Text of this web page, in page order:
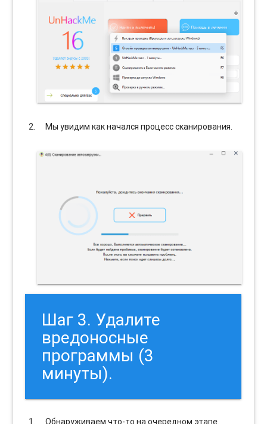
Мы увидим как начался процесс сканирования.
Шаг 3. Удалите
вредоносные
программы (3
минуты).
Обнаруживаем что-то на очередном этапе.